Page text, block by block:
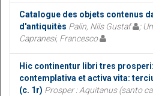
Catalogue des objets contenus
d'antiquitès Palin, Nils Gustaf ;
Capranesi, Francesco
Hic continentur libri tres
contemplativa et activa vita:
(c. 1r) Prosper : Aquitanus (santo